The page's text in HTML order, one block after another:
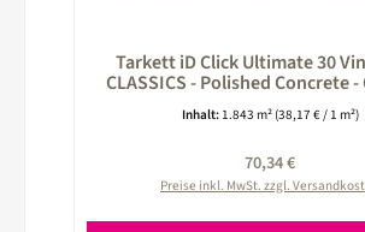
Tarkett iD Click Ultimate 30
CLASSICS - Polished Concrete
schwarz 260024027
Inhalt: 1.843 m² (38,17 € / 1 m²)
Regulärer Preis:
70,34 €
Preise inkl. MwSt. zzgl.